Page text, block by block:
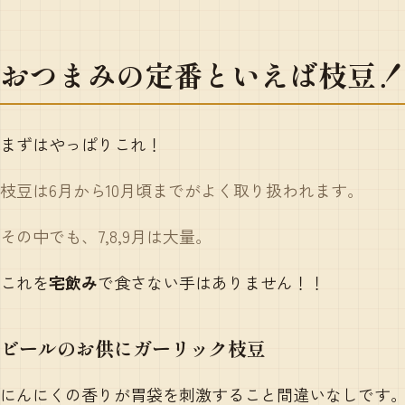
おつまみの定番 といえば枝豆
まずはやっぱりこれ！
枝豆は6月から10月頃までがよく取り扱われます。
その中でも、7,8,9月は大量。
これを宅飲みで食さない手はありません！！
ビールのお供にガーリック枝豆
にんにくの香りが胃袋を刺激すること間違いなしです